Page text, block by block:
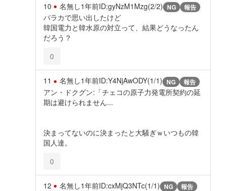
10 名無し1年前ID:gyNzM1Mzg(2/2) NG 報告
バラカで思い出したけど
韓国電力と韓水原の対立って、結果どうなったん
だろう？
0
11 名無し1年前ID:Y4NjAwODY(1/1) NG 報告
アン・ドクグン:「チェコの原子力発電所契約の延
期は避けられません...
決まってないのに決まったと大騒ぎｗいつもの韓
国人達。
0
12 名無し1年前ID:cxMjQ3NTc(1/1) NG 報告